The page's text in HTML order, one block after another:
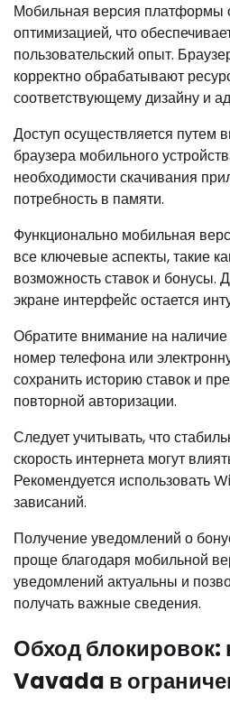
Мобильная версия платформы
оптимизацией, что
пользовательский опыт.
корректно обрабатывают
соответствующему дизайну и
Доступ осуществляется путем
браузера мобильного
необходимости скачивания
потребность в памяти.
Функционально мобильная
все ключевые аспекты, такие
возможность ставок и
экране интерфейс остается
Обратите внимание на
номер телефона или
сохранить историю ставок и
повторной авторизации.
Следует учитывать, что
скорость интернета могут
Рекомендуется использовать
зависаний.
Получение уведомлений о
проще благодаря мобильной
уведомлений актуальны и
получать важные сведения.
Обход блокировок:
Vavada в